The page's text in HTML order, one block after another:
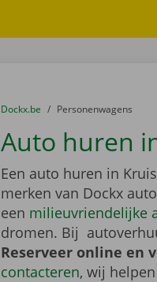
U bevindt zich hier:
van
Dockx.be naar
Personenwagens
Auto huren
Een auto huren in
merken van Dockx
een milieuvriendelijke
dromen. Bij
Reserveer online en
contacteren, wij